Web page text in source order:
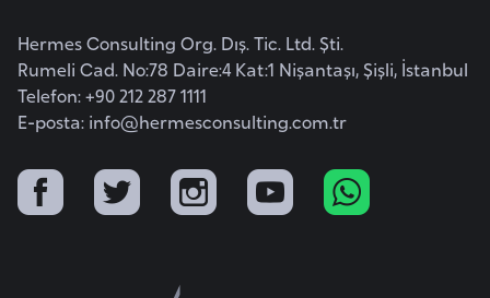
Hermes Consulting Org. Dış. Tic. Ltd. Şti.
Rumeli Cad. No:78 Daire:4 Kat:1 Nişantaşı, Şişli, İstanbul
Telefon: +90 212 287 1111
E-posta: info@hermesconsulting.com.tr
n
B
r
k